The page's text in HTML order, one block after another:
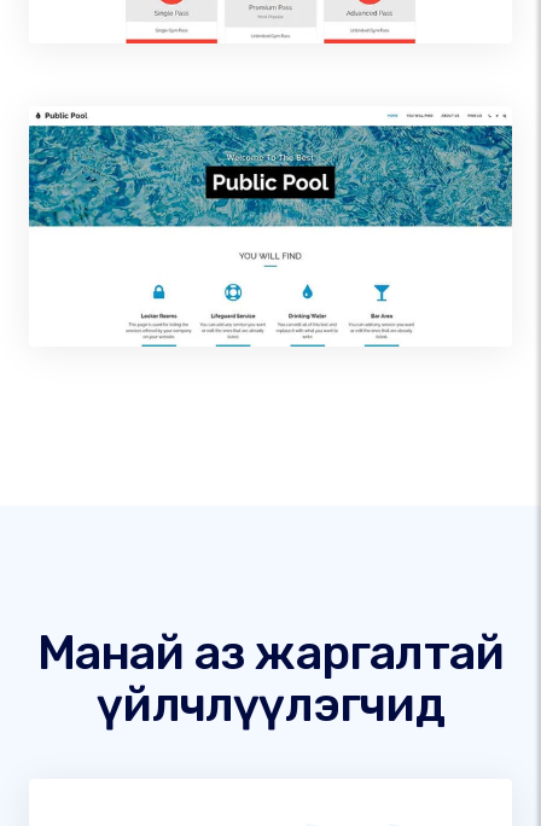
Манай аз жаргалтай
үйлчлүүлэгчид